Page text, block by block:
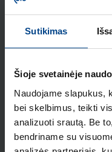
Sutikimas
Šioje svetainėje
Naudojame slapukus,
bei skelbimus, teikti
analizuoti srautą. Be
bendriname su